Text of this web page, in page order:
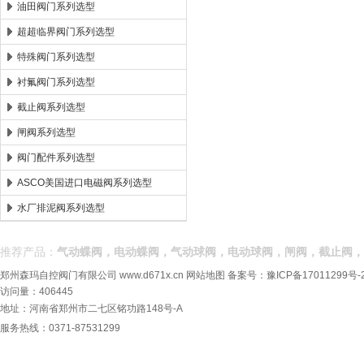
油田阀门系列选型
超超临界阀门系列选型
特殊阀门系列选型
衬氟阀门系列选型
截止阀系列选型
闸阀系列选型
阀门配件系列选型
ASCO美国进口电磁阀系列选型
水厂排泥阀系列选型
推荐产品： 气动蝶阀，电动蝶阀，气动球阀，电动球阀，闸阀，截止阀
郑州森玛自控阀门有限公司 www.d671x.cn 网站地图 备案号： 豫ICP备17011299号-
访问量：406445
地址：河南省郑州市二七区铭功路148号-A
服务热线：0371-87531299